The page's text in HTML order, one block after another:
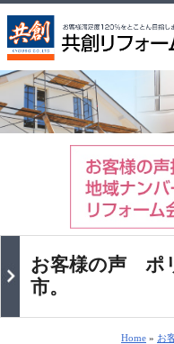
お客様の声 ポ
市。
Home » お